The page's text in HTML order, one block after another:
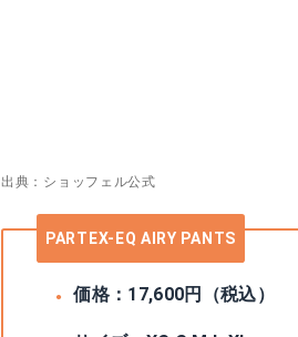
出典：ショッフェル公式
PARTEX-EQ AIRY PANTS
価格：17,600円（税込）